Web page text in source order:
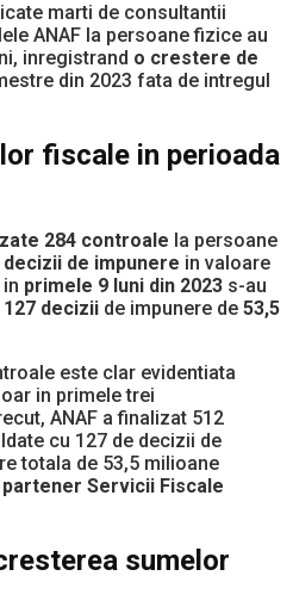
marti de consultantii
ANAF la persoane fizice au
inregistrand o crestere de
din 2023 fata de intregul
fiscale in perioada
284 controale la persoane
decizii de impunere in valoare
in primele 9 luni din 2023 s-au
decizii de impunere de 53,5
este clar evidentiata
in primele trei
ANAF a finalizat 512
cu 127 de decizii de
totala de 53,5 milioane
partener Servicii Fiscale
sumelor